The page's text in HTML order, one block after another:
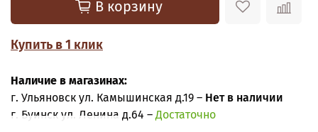
В корзину
Купить в 1 клик
Наличие в магазинах:
г. Ульяновск ул. Камышинская д.19 – Нет в наличии
г. Буинск ул. Ленина д.64 –Достаточно